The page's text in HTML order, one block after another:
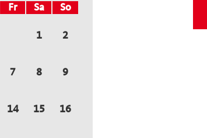
Fr Sa So
1 2
7 8 9
14 15 16